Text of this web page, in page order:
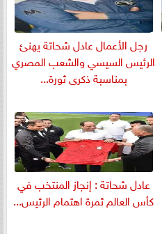
رجل الأعمال عادل شحاتة يهنئ
الرئيس السيسي والشعب المصري
بمناسبة ذكرى ثورة...
عادل شحاتة : إنجاز المنتخب في
كأس العالم ثمرة اهتمام الرئيس...